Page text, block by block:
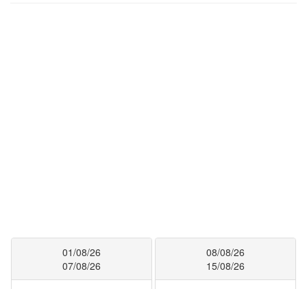
01/08/26
07/08/26
08/08/26
15/08/26